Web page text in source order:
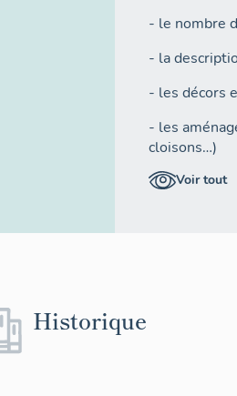
- le nombre
- la
- les décors
- les
cloisons…)
- lesVoir tout
Historique